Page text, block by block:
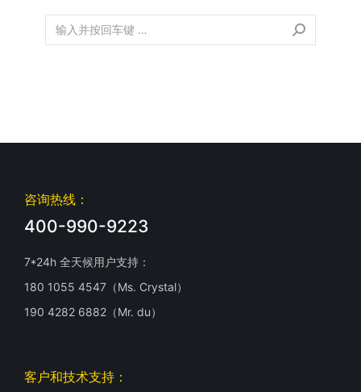
咨询热线：
400-990-9223
7*24h 全天候用户支持：
180 1055 4547（Ms. Crystal）
190 4282 6882（Mr. du）
客户和技术支持：